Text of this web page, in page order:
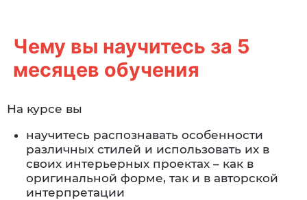
Чему вы научитесь за 5
месяцев обучения
На курсе вы
научитесь распознавать особенности
различных стилей и использовать их в
своих интерьерных проектах – как в
оригинальной форме, так и в авторской
интерпретации